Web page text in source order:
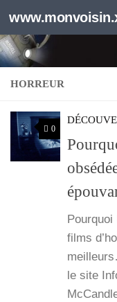
Au dessous du
HORREUR
0
films
le site